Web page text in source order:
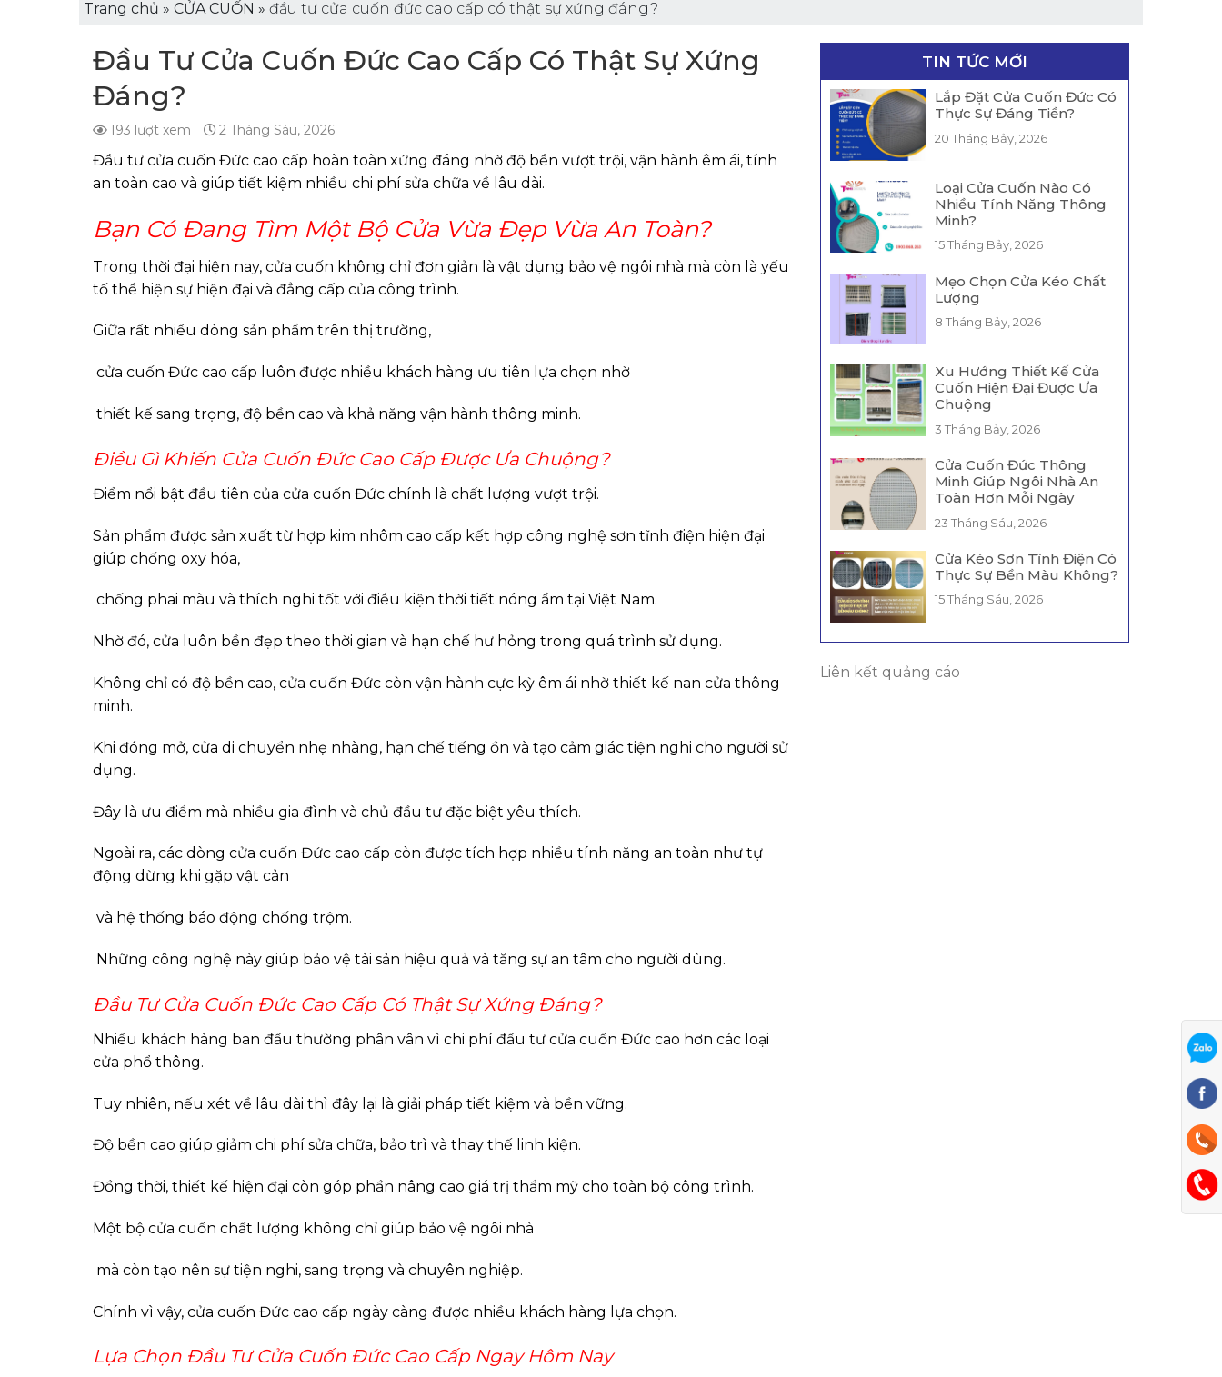
Trang chủ » CỬA CUỐN » đầu tư cửa cuốn đức cao cấp có thật sự xứng đáng?
Đầu Tư Cửa Cuốn Đức Cao Cấp Có Thật Sự Xứng
Đáng?
193 lượt xem 2 Tháng Sáu, 2026
Đầu tư cửa cuốn Đức cao cấp hoàn toàn xứng đáng nhờ độ bền vượt trội, vận hành êm ái, tính
an toàn cao và giúp tiết kiệm nhiều chi phí sửa chữa về lâu dài.
Bạn Có Đang Tìm Một Bộ Cửa Vừa Đẹp Vừa An Toàn?
Trong thời đại hiện nay, cửa cuốn không chỉ đơn giản là vật dụng bảo vệ ngôi nhà mà còn là yếu
tố thể hiện sự hiện đại và đẳng cấp của công trình.
Giữa rất nhiều dòng sản phẩm trên thị trường,
cửa cuốn Đức cao cấp luôn được nhiều khách hàng ưu tiên lựa chọn nhờ
thiết kế sang trọng, độ bền cao và khả năng vận hành thông minh.
Điều Gì Khiến Cửa Cuốn Đức Cao Cấp Được Ưa Chuộng?
Điểm nổi bật đầu tiên của cửa cuốn Đức chính là chất lượng vượt trội.
Sản phẩm được sản xuất từ hợp kim nhôm cao cấp kết hợp công nghệ sơn tĩnh điện hiện đại
giúp chống oxy hóa,
chống phai màu và thích nghi tốt với điều kiện thời tiết nóng ẩm tại Việt Nam.
Nhờ đó, cửa luôn bền đẹp theo thời gian và hạn chế hư hỏng trong quá trình sử dụng.
Không chỉ có độ bền cao, cửa cuốn Đức còn vận hành cực kỳ êm ái nhờ thiết kế nan cửa thông
minh.
Khi đóng mở, cửa di chuyển nhẹ nhàng, hạn chế tiếng ồn và tạo cảm giác tiện nghi cho người sử
dụng.
Đây là ưu điểm mà nhiều gia đình và chủ đầu tư đặc biệt yêu thích.
Ngoài ra, các dòng cửa cuốn Đức cao cấp còn được tích hợp nhiều tính năng an toàn như tự
động dừng khi gặp vật cản
và hệ thống báo động chống trộm.
Những công nghệ này giúp bảo vệ tài sản hiệu quả và tăng sự an tâm cho người dùng.
Đầu Tư Cửa Cuốn Đức Cao Cấp Có Thật Sự Xứng Đáng?
Nhiều khách hàng ban đầu thường phân vân vì chi phí đầu tư cửa cuốn Đức cao hơn các loại
cửa phổ thông.
Tuy nhiên, nếu xét về lâu dài thì đây lại là giải pháp tiết kiệm và bền vững.
Độ bền cao giúp giảm chi phí sửa chữa, bảo trì và thay thế linh kiện.
Đồng thời, thiết kế hiện đại còn góp phần nâng cao giá trị thẩm mỹ cho toàn bộ công trình.
Một bộ cửa cuốn chất lượng không chỉ giúp bảo vệ ngôi nhà
mà còn tạo nên sự tiện nghi, sang trọng và chuyên nghiệp.
Chính vì vậy, cửa cuốn Đức cao cấp ngày càng được nhiều khách hàng lựa chọn.
Lựa Chọn Đầu Tư Cửa Cuốn Đức Cao Cấp Ngay Hôm Nay
TIN TỨC MỚI
Lắp Đặt Cửa Cuốn Đức Có
Thực Sự Đáng Tiền?
20 Tháng Bảy, 2026
Loại Cửa Cuốn Nào Có
Nhiều Tính Năng Thông
Minh?
15 Tháng Bảy, 2026
Mẹo Chọn Cửa Kéo Chất
Lượng
8 Tháng Bảy, 2026
Xu Hướng Thiết Kế Cửa
Cuốn Hiện Đại Được Ưa
Chuộng
3 Tháng Bảy, 2026
Cửa Cuốn Đức Thông
Minh Giúp Ngôi Nhà An
Toàn Hơn Mỗi Ngày
23 Tháng Sáu, 2026
Cửa Kéo Sơn Tĩnh Điện Có
Thực Sự Bền Màu Không?
15 Tháng Sáu, 2026
Liên kết quảng cáo